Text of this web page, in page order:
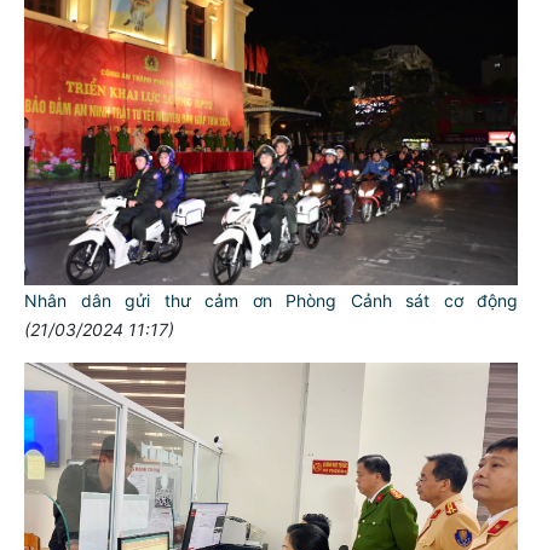
Nhân dân gửi thư cảm ơn Phòng Cảnh sát cơ động
(21/03/2024 11:17)